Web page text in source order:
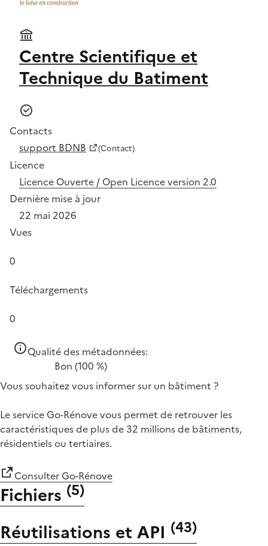
Centre Scientifique et
Technique du Batiment
Contacts
support BDNB
(Contact)
Licence
Licence Ouverte / Open Licence version 2.0
Dernière mise à jour
22 mai 2026
Vues
0
Téléchargements
0
Qualité des métadonnées:
Bon (100 %)
Vous souhaitez vous informer sur un bâtiment ?
Le service Go-Rénove vous permet de retrouver les
caractéristiques de plus de 32 millions de bâtiments,
résidentiels ou tertiaires.
Consulter Go-Rénove
Fichiers (5)
Réutilisations et API (43)